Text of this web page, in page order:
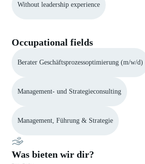
Without leadership experience
Occupational fields
Berater Geschäftsprozessoptimierung (m/w/d)
Management- und Strategieconsulting
Management, Führung & Strategie
Was bieten wir dir?